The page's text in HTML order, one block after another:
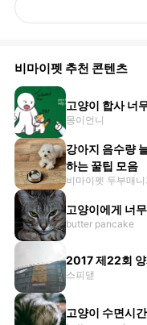
비마이펫 추천 콘텐츠
고양이 합사 너
몽이언니
강아지 음수량
하는 꿀팁 모음
비마이펫 두부매니
고양이에게 너
butter pancake
2017 제22회
스피댇
고양이 수면시